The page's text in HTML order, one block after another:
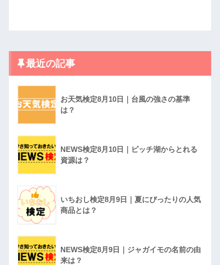
最近の記事
お天気検定8月10日｜台風の強さの基準
は？
NEWS検定8月10日｜ピッチ湖からとれる
資源は？
いちおし検定8月9日｜夏にぴったりの人気
商品とは？
NEWS検定8月9日｜ジャガイモの名前の由
来は？